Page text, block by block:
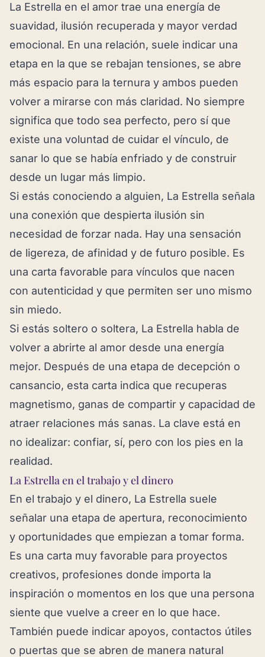
La Estrella en el amor trae una energía de
suavidad, ilusión recuperada y mayor verdad
emocional. En una relación, suele indicar una
etapa en la que se rebajan tensiones, se abre
más espacio para la ternura y ambos pueden
volver a mirarse con más claridad. No siempre
significa que todo sea perfecto, pero sí que
existe una voluntad de cuidar el vínculo, de
sanar lo que se había enfriado y de construir
desde un lugar más limpio.
Si estás conociendo a alguien, La Estrella señala
una conexión que despierta ilusión sin
necesidad de forzar nada. Hay una sensación
de ligereza, de afinidad y de futuro posible. Es
una carta favorable para vínculos que nacen
con autenticidad y que permiten ser uno mismo
sin miedo.
Si estás soltero o soltera, La Estrella habla de
volver a abrirte al amor desde una energía
mejor. Después de una etapa de decepción o
cansancio, esta carta indica que recuperas
magnetismo, ganas de compartir y capacidad de
atraer relaciones más sanas. La clave está en
no idealizar: confiar, sí, pero con los pies en la
realidad.
La Estrella en el trabajo y el dinero
En el trabajo y el dinero, La Estrella suele
señalar una etapa de apertura, reconocimiento
y oportunidades que empiezan a tomar forma.
Es una carta muy favorable para proyectos
creativos, profesiones donde importa la
inspiración o momentos en los que una persona
siente que vuelve a creer en lo que hace.
También puede indicar apoyos, contactos útiles
o puertas que se abren de manera natural